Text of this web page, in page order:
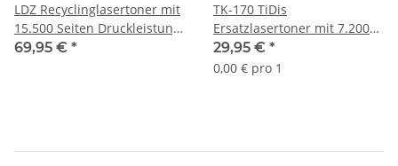
LDZ Recyclinglasertoner mit
15.500 Seiten Druckleistung
nach Iso für TK3110 -
69,95 € *
TK-170 TiDis
Ersatzlasertoner mit 7.200
Seiten Druckleistung nach
Iso für TK170 - schwarz -
29,95 € *
0,00 € pro 1